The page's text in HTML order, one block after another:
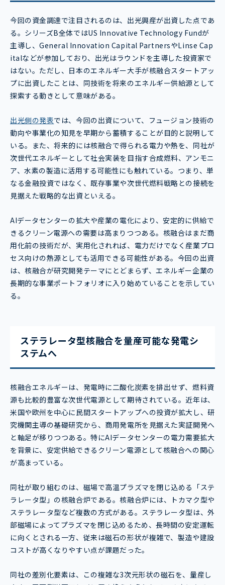
今回の資金調達で注目されるのは、出光興産が出資した点であ
る。シリーズB全体ではUS Innovative Technology Fundが
主導し、General Innovation Capital PartnersやLinse Cap
italなどが参加しており、出光はラウンドを主導した投資家で
はない。ただし、日本のエネルギー大手が核融合スタートアッ
プに出資したことは、同技術を将来のエネルギー供給源として
探索する動きとして意味がある。
出光側の発表では、今回の出資について、フュージョン技術の
動向や事業化の知見を早期から蓄積することが目的と説明して
いる。また、将来的には核融合で得られる電力や熱を、同社が
次世代エネルギーとして社会実装を目指す合成燃料、アンモニ
ア、水素の製造に活用する可能性にも触れている。つまり、単
なる金融投資ではなく、既存事業や次世代燃料戦略との接続を
見据えた戦略的な出資といえる。
AIデータセンターの拡大や産業の電化により、安定的に供給で
きるクリーン電源への需要は高まりつつある。核融合はまだ商
用化前の技術だが、実用化されれば、電力だけでなく産業プロ
セス向けの熱源としても活用できる可能性がある。今回の出資
は、核融合が研究開発テーマにとどまらず、エネルギー企業の
長期的な事業ポートフォリオに入り始めていることを示してい
る。
ステラレータ型核融合を量産可能な発電シ
ステムへ
核融合エネルギーは、発電時に二酸化炭素を排出せず、燃料資
源も比較的豊富な次世代電源として期待されている。近年は、
米国や欧州を中心に民間スタートアップへの投資が拡大し、研
究機関主導の基礎研究から、商用発電所を見据えた実証開発へ
と軸足が移りつつある。特にAIデータセンターの電力需要拡大
を背景に、安定供給できるクリーン電源として核融合への関心
が高まっている。
同社が取り組むのは、磁場で高温プラズマを閉じ込める「ステ
ラレータ型」の核融合炉である。核融合炉には、トカマク型や
ステラレータ型など複数の方式がある。ステラレータ型は、外
部磁場によってプラズマを閉じ込めるため、長時間の安定運転
に向くとされる一方、従来は磁石の形状が複雑で、製造や建設
コストが高くなりやすい点が課題だった。
同社の差別化要素は、この複雑な3次元形状の磁石を、量産し